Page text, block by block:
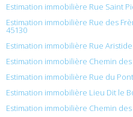
Estimation immobilière Rue Saint
Estimation immobilière Rue des
45130
Estimation immobilière Rue
Estimation immobilière Chemin
Estimation immobilière Rue du
Estimation immobilière Lieu Dit le
Estimation immobilière Chemin